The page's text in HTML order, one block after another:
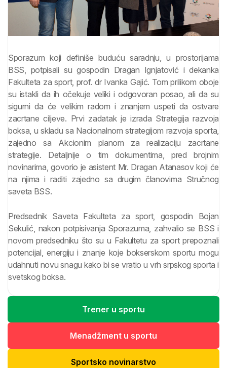
Sporazum koji definiše buduću saradnju, u prostorijama
BSS, potpisali su gospodin Dragan Ignjatović i dekanka
Fakulteta za sport, prof. dr Ivanka Gajić. Tom prilikom oboje
su istakli da ih očekuje veliki i odgovoran posao, ali da su
sigurni da će velikim radom i znanjem uspeti da ostvare
zacrtane ciljeve. Prvi zadatak je izrada Strategija razvoja
boksa, u skladu sa Nacionalnom strategijom razvoja sporta,
zajedno sa Akcionim planom za realizaciju zacrtane
strategije. Detaljnije o tim dokumentima, pred brojnim
novinarima, govorio je asistent Mr. Dragan Atanasov koji će
na njima i raditi zajedno sa drugim članovima Stručnog
saveta BSS.
Predsednik Saveta Fakulteta za sport, gospodin Bojan
Sekulić, nakon potpisivanja Sporazuma, zahvalio se BSS i
novom predsedniku što su u Fakultetu za sport prepoznali
potencijal, energiju i znanje koje bokserskom sportu mogu
udahnuti novu snagu kako bi se vratio u vrh srpskog sporta i
svetskog boksa.
Trener u sportu
Menadžment u sportu
Sportsko novinarstvo